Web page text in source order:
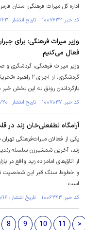
اداره کل میراث فرهنگی استان
کد خبر: ۱۰۰۷۶۳۲ تاریخ انتشار : ۱۴۰۴/۰۵/۲۳
وزیر میراث فرهنگی: برای
فعال می‌کنیم
گردشگری، از
بازگرداندن رونق به این بخش خبر
کد خبر: ۱۰۰۷۰۴۷ تاریخ انتشار : ۱۴۰۴/۰۵/۲۰
آرامگاه لطفعلی‌خان زند در
یکی از فعالان میراث‌فرهنگی
زند، آخرین شمشیرزن سلسله‌
از اتاق‌های امامزاده زید واقع
و خطوط سنگ‌ قبر این شخصیت‌
است.
کد خبر: ۱۰۰۶۲۴۳ تاریخ انتشار : ۱۴۰۴/۰۵/۱۶
8 9 10 11 >